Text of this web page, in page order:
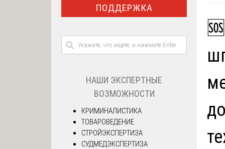
ПОДДЕРЖКА
НАШИ ЭКСПЕРТНЫЕ
ВОЗМОЖНОСТИ
КРИМИНАЛИСТИКА
ТОВАРОВЕДЕНИЕ
СТРОЙЭКСПЕРТИЗА
СУДМЕДЭКСПЕРТИЗА